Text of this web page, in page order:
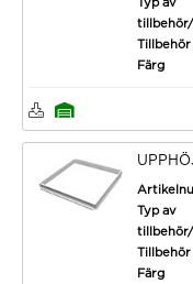
Typ av
Tillbehör
Färg
Typ av
Tillbehör
Färg